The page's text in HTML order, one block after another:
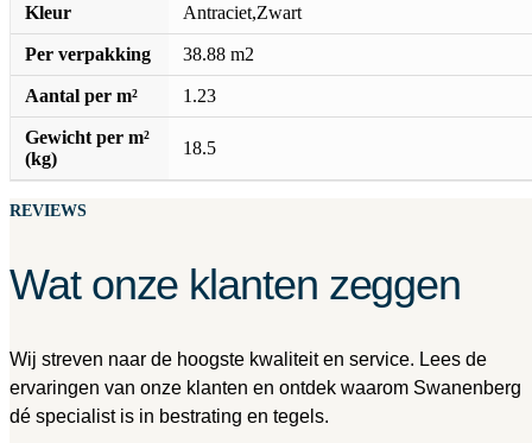
Kleur Antraciet,Zwart
Per verpakking 38.88 m2
Aantal per m² 1.23
Gewicht per m²
(kg)
18.5
REVIEWS
Wat onze klanten zeggen
Wij streven naar de hoogste kwaliteit en service. Lees de
ervaringen van onze klanten en ontdek waarom Swanenberg
dé specialist is in bestrating en tegels.